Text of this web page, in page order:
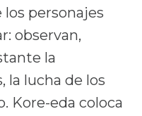
personajes
observan,
la
la lucha de los
Kore-eda coloca